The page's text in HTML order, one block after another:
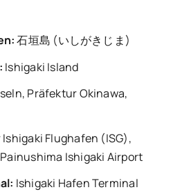
石垣島 (いしがきじま)
Ishigaki Island
Präfektur Okinawa,
Ishigaki Flughafen (ISG),
Ishigaki Airport
Ishigaki Hafen Terminal